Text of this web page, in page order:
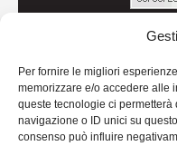
Per fornire le migliori
memorizzare e/o accedere alle
queste tecnologie ci
navigazione o ID unici su
consenso può influire